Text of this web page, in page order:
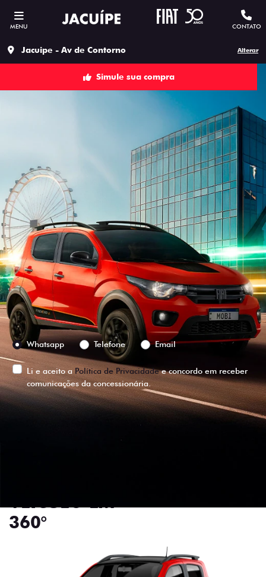
MENU CONTATO
Jacuipe - Av de Contorno Alterar
ESTOU INTERESSADO
Versão escolhida
Preferência de contato:
Whatsapp
Telefone Email
Li e aceito a Política de Privacidadee concordo em receber
comunicações da concessionária.
Simule sua compra
VEÍCULO EM
360°